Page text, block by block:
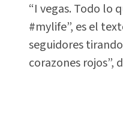
“I vegas. Todo lo
#mylife”, es el
seguidores
corazones